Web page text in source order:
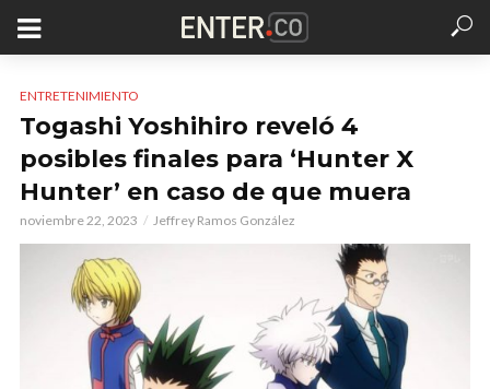
ENTRETENIMIENTO
Togashi Yoshihiro reveló 4
posibles finales para ‘Hunter X
Hunter’ en caso de que muera
noviembre 22, 2023 Jeffrey Ramos González